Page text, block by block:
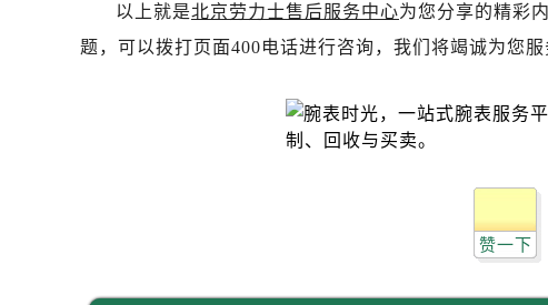
长春市朝阳区西安大路727号中银大厦A座
贵阳市南明区都司高架桥路33号亨特国际
石家庄市长安区中山东路39号勒泰中心写
西安市碑林区南关正街88号华侨城长安国
唐山市路南区新华东道100号万达广场写字
台州市椒江区东海大道1800号腾达中心东1
黑龙江省鹤岗市向阳区红军路劳力士售后
以上就是北京劳力士售后服务中心为您分享的精彩
题，可以拨打页面400电话进行咨询，我们将竭诚为您服
赞一下